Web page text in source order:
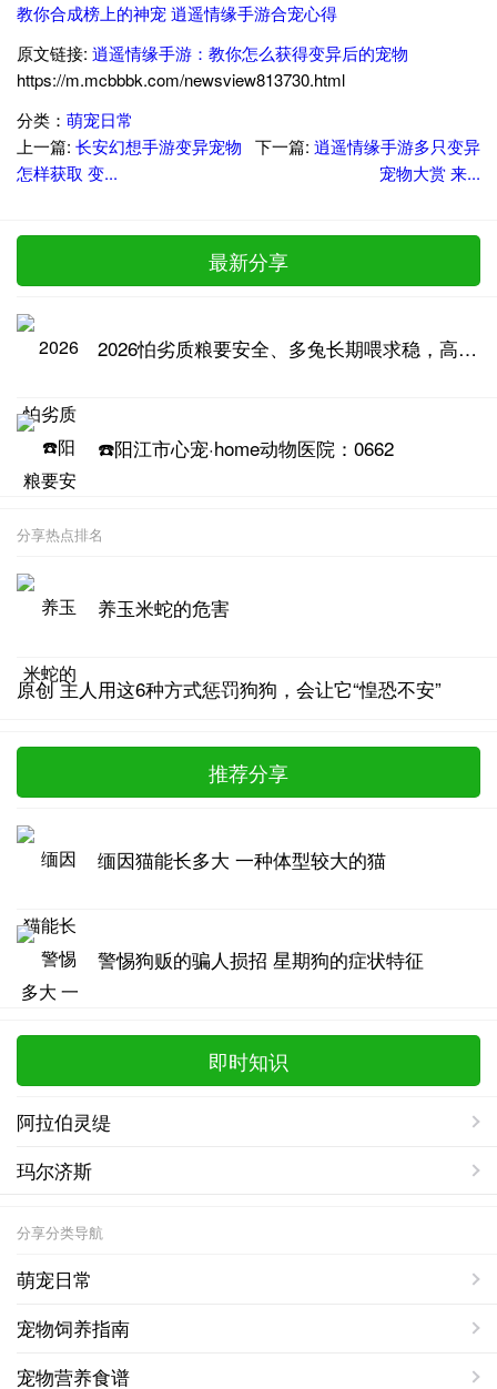
教你合成榜上的神宠 逍遥情缘手游合宠心得
原文链接: 逍遥情缘手游：教你怎么获得变异后的宠物
https://m.mcbbbk.com/newsview813730.html
分类： 萌宠日常
上一篇: 长安幻想手游变异宠物
怎样获取 变...
下一篇: 逍遥情缘手游多只变异
宠物大赏 来...
最新分享
2026怕劣质粮要安全、多兔长期喂求稳，高品质兔粮推荐
☎️阳江市心宠·home动物医院：0662
分享热点排名
养玉米蛇的危害
原创 主人用这6种方式惩罚狗狗，会让它“惶恐不安”
推荐分享
缅因猫能长多大 一种体型较大的猫
警惕狗贩的骗人损招 星期狗的症状特征
即时知识
阿拉伯灵缇
玛尔济斯
分享分类导航
萌宠日常
宠物饲养指南
宠物营养食谱